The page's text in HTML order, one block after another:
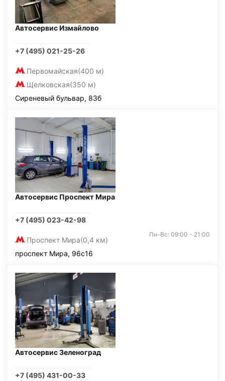
Автосервис Измайлово
+7 (495) 021-25-26
Первомайская(400 м)
Щелковская(350 м)
Сиреневый бульвар, 83б
Автосервис Проспект Мира
+7 (495) 023-42-98
Проспект Мира(0,4 км)
Пн-Вс: 09:00 - 21:00
проспект Мира, 96с16
Автосервис Зеленоград
+7 (495) 431-00-33